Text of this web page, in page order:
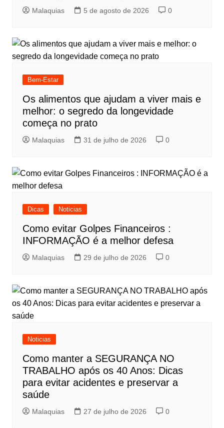
Malaquias 5 de agosto de 2026 0
Bem-Estar
Os alimentos que ajudam a viver mais e
melhor: o segredo da longevidade
começa no prato
Malaquias 31 de julho de 2026 0
Dicas Noticias
Como evitar Golpes Financeiros :
INFORMAÇÃO é a melhor defesa
Malaquias 29 de julho de 2026 0
Noticias
Como manter a SEGURANÇA NO
TRABALHO após os 40 Anos: Dicas
para evitar acidentes e preservar a
saúde
Malaquias 27 de julho de 2026 0